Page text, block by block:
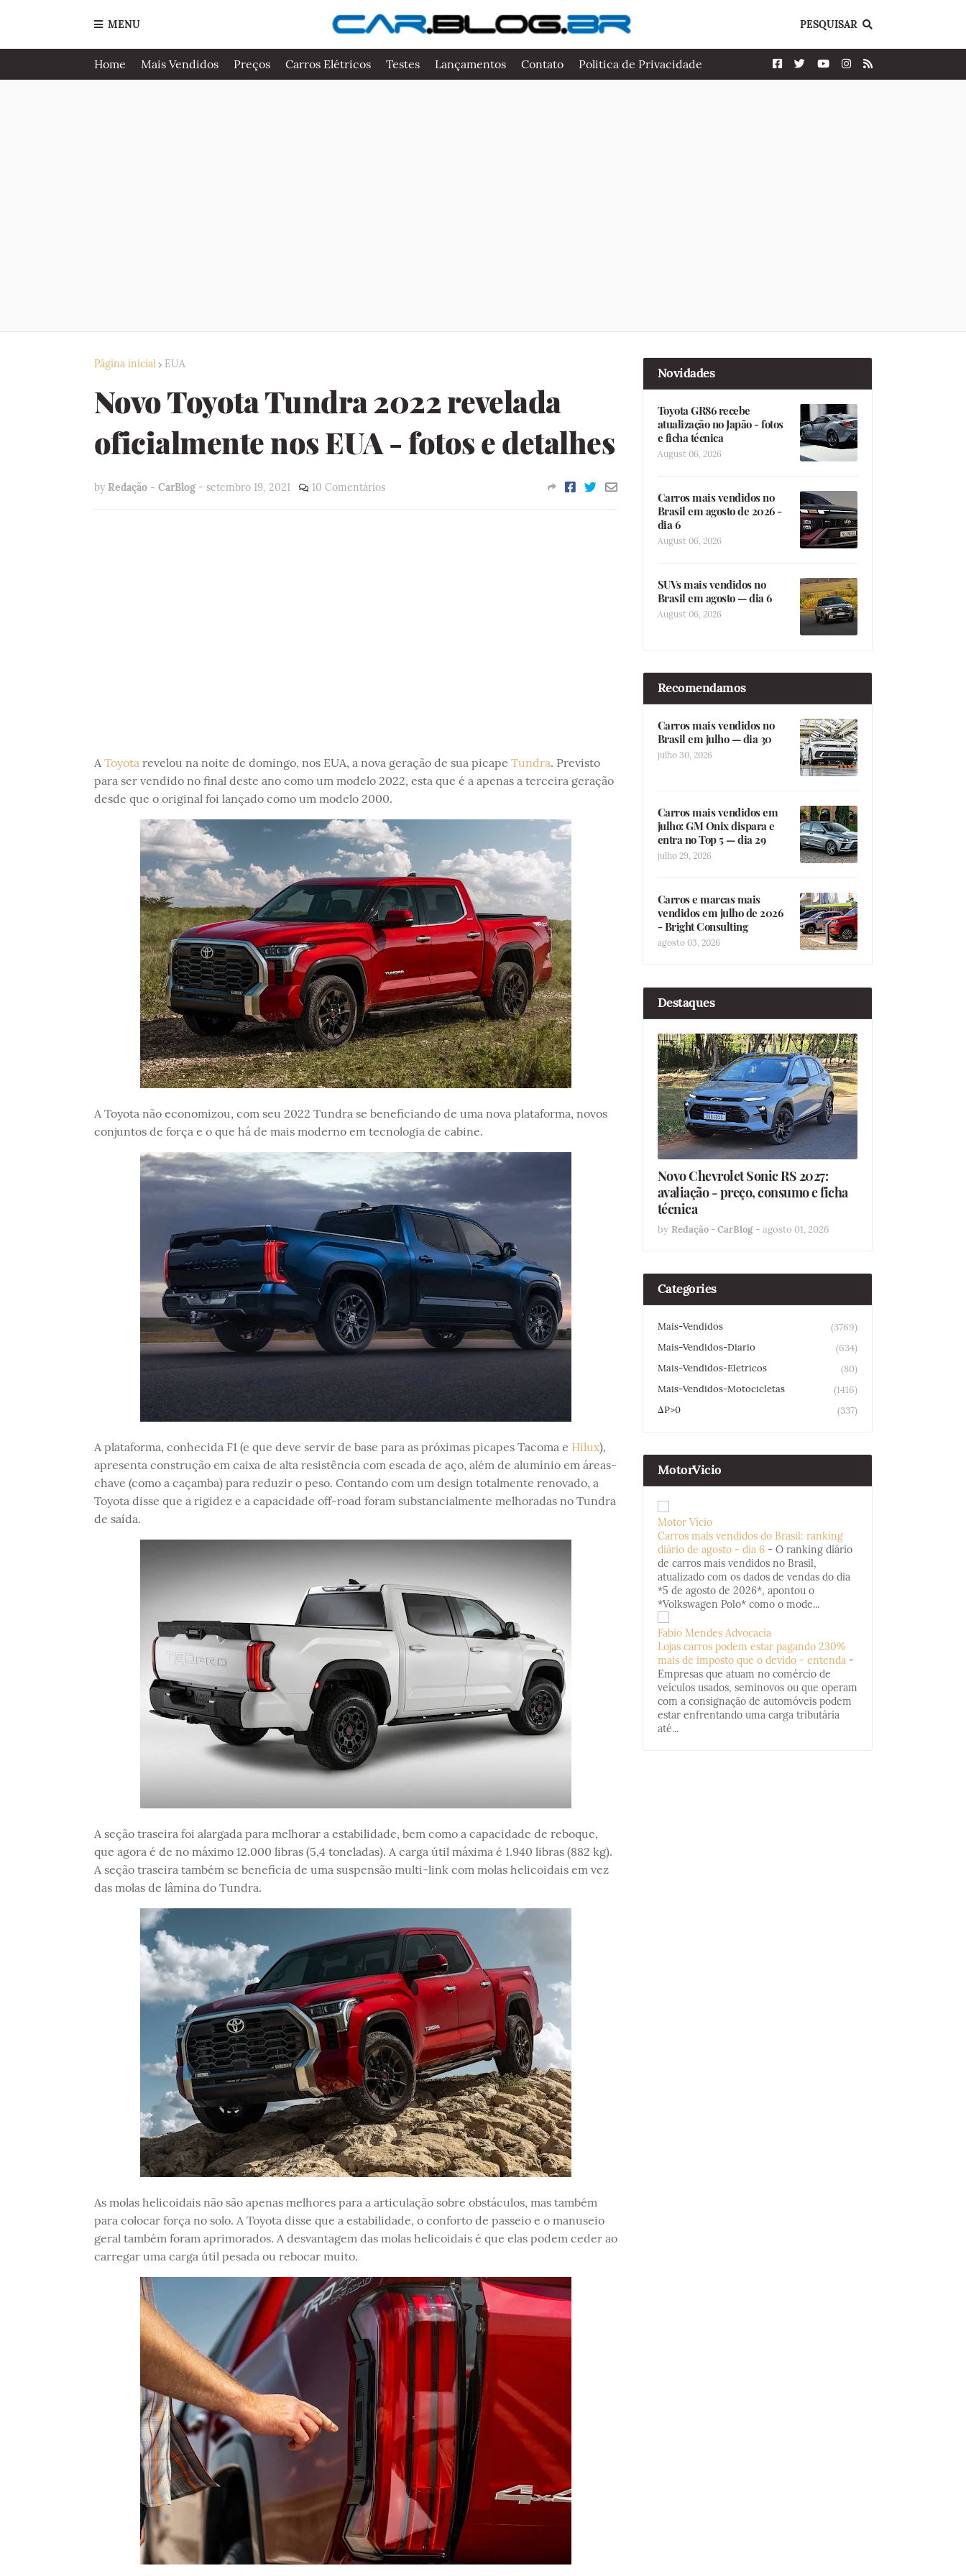
MENU PESQUISAR
Home Mais Vendidos Preços Carros Elétricos Testes Lançamentos Contato Politica de Privacidade
Página inicial EUA
Novo Toyota Tundra 2022 revelada
oficialmente nos EUA - fotos e detalhes
by Redação - CarBlog - setembro 19, 2021 10 Comentários
A Toyotarevelou na noite de domingo, nos EUA, a nova geração de sua picape Tundra. Previsto
para ser vendido no final deste ano como um modelo 2022, esta que é a apenas a terceira geração
desde que o original foi lançado como um modelo 2000.
A Toyota não economizou, com seu 2022 Tundra se beneficiando de uma nova plataforma, novos
conjuntos de força e o que há de mais moderno em tecnologia de cabine.
A plataforma, conhecida F1 (e que deve servir de base para as próximas picapes Tacoma e Hilux),
apresenta construção em caixa de alta resistência com escada de aço, além de alumínio em áreas-
chave (como a caçamba) para reduzir o peso. Contando com um design totalmente renovado, a
Toyota disse que a rigidez e a capacidade off-road foram substancialmente melhoradas no Tundra
de saída.
A seção traseira foi alargada para melhorar a estabilidade, bem como a capacidade de reboque,
que agora é de no máximo 12.000 libras (5,4 toneladas). A carga útil máxima é 1.940 libras (882 kg).
A seção traseira também se beneficia de uma suspensão multi-link com molas helicoidais em vez
das molas de lâmina do Tundra.
As molas helicoidais não são apenas melhores para a articulação sobre obstáculos, mas também
para colocar força no solo. A Toyota disse que a estabilidade, o conforto de passeio e o manuseio
geral também foram aprimorados. A desvantagem das molas helicoidais é que elas podem ceder ao
carregar uma carga útil pesada ou rebocar muito.
Novidades
Toyota GR86 recebe
atualização no Japão - fotos
e ficha técnica
August 06, 2026
Carros mais vendidos no
Brasil em agosto de 2026 -
dia 6
August 06, 2026
SUVs mais vendidos no
Brasil em agosto — dia 6
August 06, 2026
Recomendamos
Carros mais vendidos no
Brasil em julho — dia 30
julho 30, 2026
Carros mais vendidos em
julho: GM Onix dispara e
entra no Top 5 — dia 29
julho 29, 2026
Carros e marcas mais
vendidos em julho de 2026
- Bright Consulting
agosto 03, 2026
Destaques
Novo Chevrolet Sonic RS 2027:
avaliação - preço, consumo e ficha
técnica
by Redação - CarBlog - agosto 01, 2026
Categories
Mais-Vendidos
(3769)
Mais-Vendidos-Diario
(634)
Mais-Vendidos-Eletricos
(80)
Mais-Vendidos-Motocicletas
(1416)
ΔP>0
(337)
MotorVicio
Motor Vício
Carros mais vendidos do Brasil: ranking
diário de agosto - dia 6 - O ranking diário
de carros mais vendidos no Brasil,
atualizado com os dados de vendas do dia
*5 de agosto de 2026*, apontou o
*Volkswagen Polo* como o mode...
Fabio Mendes Advocacia
Lojas carros podem estar pagando 230%
mais de imposto que o devido - entenda -
Empresas que atuam no comércio de
veículos usados, seminovos ou que operam
com a consignação de automóveis podem
estar enfrentando uma carga tributária
até...